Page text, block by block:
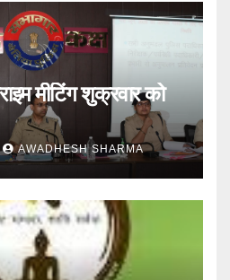
मीटिंग शुक्रवार को
AWADHESH SHARMA